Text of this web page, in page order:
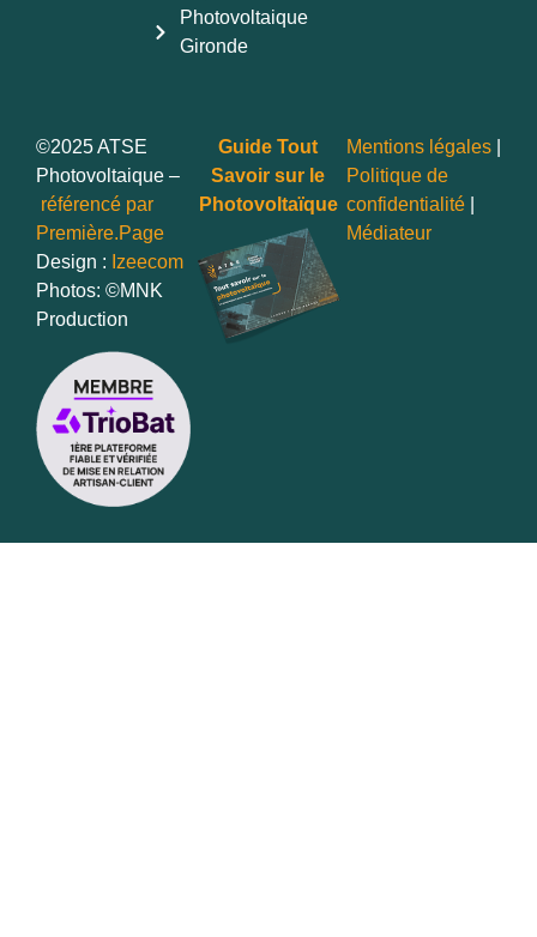
Photovoltaique
Gironde
©2025 ATSE
Photovoltaique –
référencé par
Première.Page
Design : Izeecom
Photos: ©MNK
Production
Guide Tout
Savoir sur le
Photovoltaïque
Mentions légales|
Politique de
confidentialité|
Médiateur